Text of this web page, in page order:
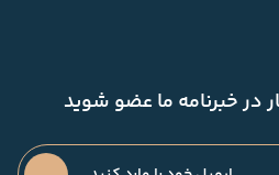
در خبرنامه ما عضو شوید